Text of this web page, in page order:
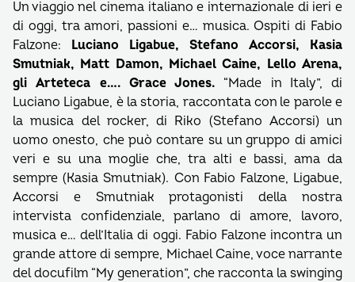
Un viaggio nel cinema italiano e internazionale di ieri e
di oggi, tra amori, passioni e… musica. Ospiti di Fabio
Falzone: Luciano Ligabue, Stefano Accorsi, Kasia
Smutniak, Matt Damon, Michael Caine, Lello Arena,
gli Arteteca e…. Grace Jones. “Made in Italy”, di
Luciano Ligabue, è la storia, raccontata con le parole e
la musica del rocker, di Riko (Stefano Accorsi) un
uomo onesto, che può contare su un gruppo di amici
veri e su una moglie che, tra alti e bassi, ama da
sempre (Kasia Smutniak). Con Fabio Falzone, Ligabue,
Accorsi e Smutniak protagonisti della nostra
intervista confidenziale, parlano di amore, lavoro,
musica e… dell’Italia di oggi. Fabio Falzone incontra un
grande attore di sempre, Michael Caine, voce narrante
del docufilm “My generation”, che racconta la swinging